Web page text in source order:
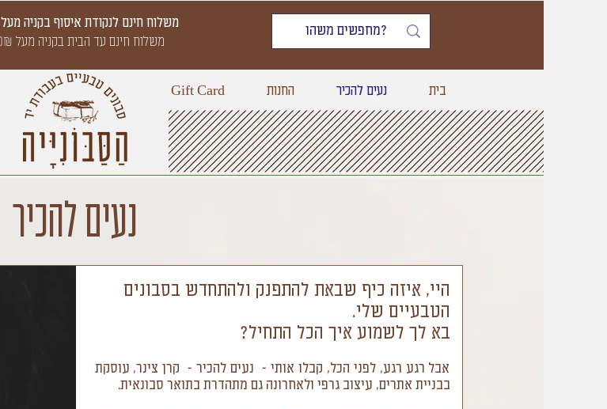
משלוח חינם לנקודת איסוף בקניה מעל 300₪
משלוח חינם עד הבית בקניה מעל 500₪
בית נעים להכיר החנות Gift Card
נעים להכיר
היי, איזה כיף שבאת להתפנק ולהתחדש בסבונים
הטבעיים שלי.
בא לך לשמוע איך הכל התחיל?
אבל רגע רגע, לפני הכל, קבלו אותי - נעים להכיר - קרן צינר, עוסקת
בבניית אתרים, עיצוב גרפי ולאחרונה גם מתהדרת בתואר סבונאית.